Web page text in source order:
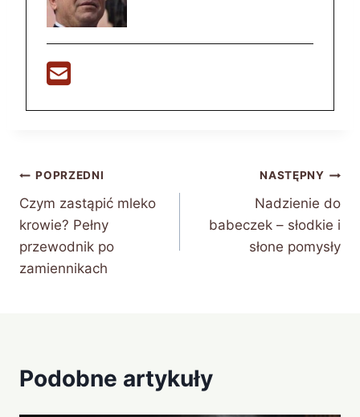
Nawigacja
wpisu
POPRZEDNI
Czym zastąpić mleko
krowie? Pełny
przewodnik po
zamiennikach
NASTĘPNY
Nadzienie do
babeczek – słodkie i
słone pomysły
Podobne artykuły